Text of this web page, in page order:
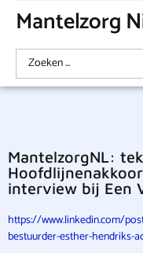
Mantelzorg
MantelzorgNL:
interview bij Een
https://www.linkedin.com/
bestuurder-esther-hendriks-